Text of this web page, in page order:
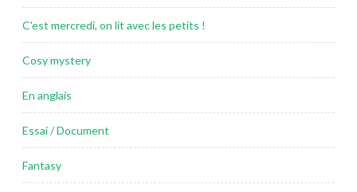
C'est mercredi, on lit avec les petits !
Cosy mystery
En anglais
Essai / Document
Fantasy